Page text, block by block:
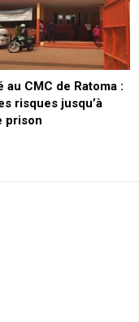
au CMC de Ratoma :
risques jusqu’à
prison